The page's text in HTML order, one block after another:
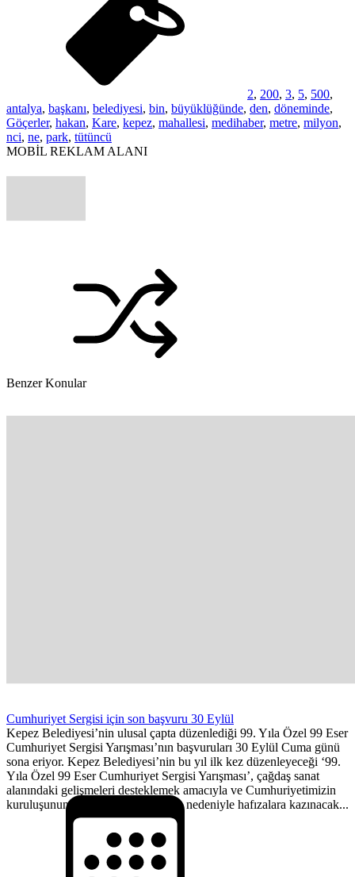
2, 200, 3, 5, 500,
antalya, başkanı, belediyesi, bin, büyüklüğünde, den, döneminde,
Göçerler, hakan, Kare, kepez, mahallesi, medihaber, metre, milyon,
nci, ne, park, tütüncü
MOBİL REKLAM ALANI
Benzer Konular
Cumhuriyet Sergisi için son başvuru 30 Eylül
Kepez Belediyesi’nin ulusal çapta düzenlediği 99. Yıla Özel 99 Eser
Cumhuriyet Sergisi Yarışması’nın başvuruları 30 Eylül Cuma günü
sona eriyor. Kepez Belediyesi’nin bu yıl ilk kez düzenleyeceği ‘99.
Yıla Özel 99 Eser Cumhuriyet Sergisi Yarışması’, çağdaş sanat
alanındaki gelişmeleri desteklemek amacıyla ve Cumhuriyetimizin
kuruluşunun 100. yılına yaklaşması nedeniyle hafızalara kazınacak...